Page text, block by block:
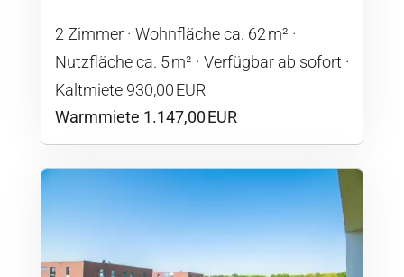
2 Zimmer
Wohnfläche ca. 62 m²
Nutzfläche ca. 5 m²
Verfügbar ab sofort
Kaltmiete 930,00 EUR
Warmmiete 1.147,00 EUR